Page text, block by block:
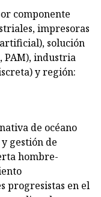
componente
impresoras
solución
PAM), industria
y región:
de océano
gestión de
hombre-
progresistas en el